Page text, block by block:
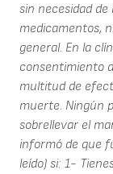
sin necesidad
medicamentos,
general. En la
consentimiento
multitud de
muerte. Ningún
sobrellevar el
informó de que
leído) si: 1-